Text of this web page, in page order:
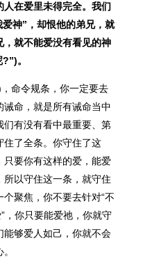
在爱里未得完全。我们
神”，却恨他的弟兄，就
就不能爱没有看见的神
。
命令规条，你一定要去
命，就是所有诫命当中
有没有看中最重要、第
住了全条。你守住了这
要你有这样的爱，能爱
所以守住这一条，就守住
聚焦，你不要去针对“不
你只要能爱祂，你就守
够爱人如己，你就不会